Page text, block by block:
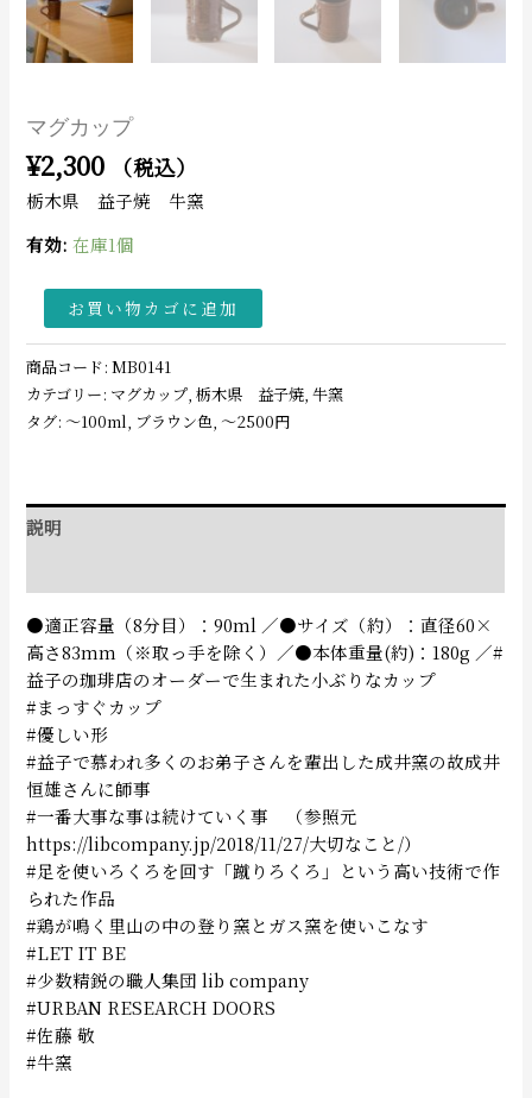
マグカップ
¥2,300 （税込）
栃木県 益子焼 牛窯
有効: 在庫1個
お買い物カゴに追加
商品コード:MB0141
カテゴリー: マグカップ,栃木県 益子焼,牛窯
タグ:〜100ml, ブラウン色,〜2500円
説明
●適正容量（8分目）：90ml ／●サイズ（約）：直径60×
高さ83mm（※取っ手を除く）／●本体重量(約)：180g ／#
益子の珈琲店のオーダーで生まれた小ぶりなカップ
#まっすぐカップ
#優しい形
#益子で慕われ多くのお弟子さんを輩出した成井窯の故成井
恒雄さんに師事
#一番大事な事は続けていく事 （参照元
https://libcompany.jp/2018/11/27/大切なこと/）
#足を使いろくろを回す「蹴りろくろ」という高い技術で作
られた作品
#鶏が鳴く里山の中の登り窯とガス窯を使いこなす
#LET IT BE
#少数精鋭の職人集団 lib company
#URBAN RESEARCH DOORS
#佐藤 敬
#牛窯